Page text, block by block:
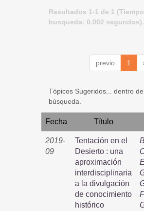
Resultados 1-1 de 1
busqueda: 0.002 segundos).
previo 1
Tópicos Sugeridos... dentro
búsqueda.
Fecha Título
2019-
09
Tentación en el
Desierto : una
aproximación
interdisciplinaria
a la divulgación
de conocimiento
histórico